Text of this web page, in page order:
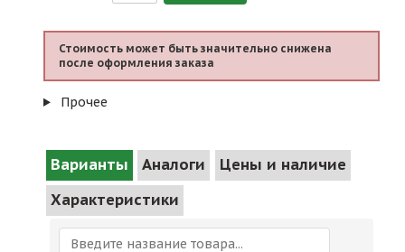
Стоимость может быть значительно снижена
после оформления заказа
Прочее
Варианты Аналоги
Цены и наличие
Характеристики